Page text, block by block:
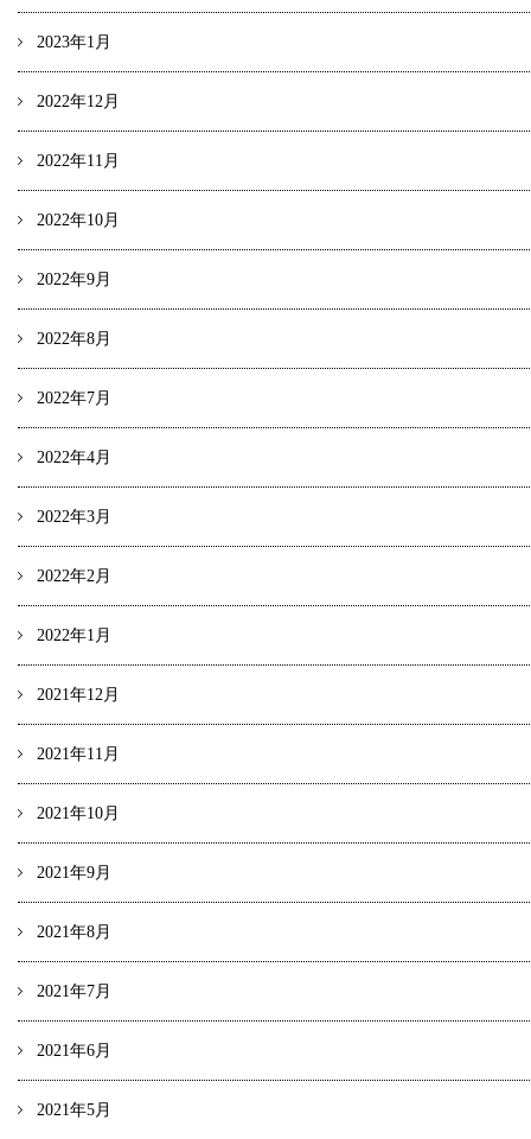
2023年1月
2022年12月
2022年11月
2022年10月
2022年9月
2022年8月
2022年7月
2022年4月
2022年3月
2022年2月
2022年1月
2021年12月
2021年11月
2021年10月
2021年9月
2021年8月
2021年7月
2021年6月
2021年5月